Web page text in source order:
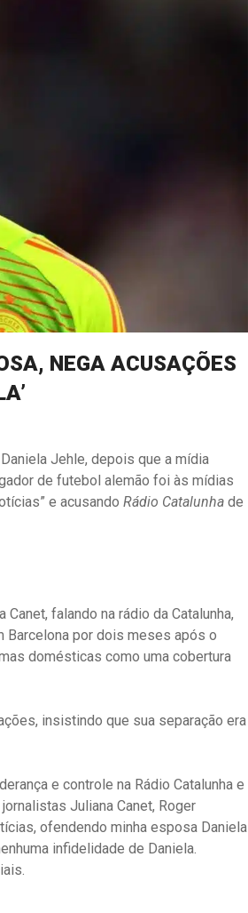
NEGA ACUSAÇÕES
Jehle, depois que a mídia
de futebol alemão foi às mídias
e acusando Rádio Catalunha de
falando na rádio da Catalunha,
Barcelona por dois meses após o
domésticas como uma cobertura
insistindo que sua separação era
e controle na Rádio Catalunha e
Juliana Canet, Roger
ofendendo minha esposa Daniela
infidelidade de Daniela.